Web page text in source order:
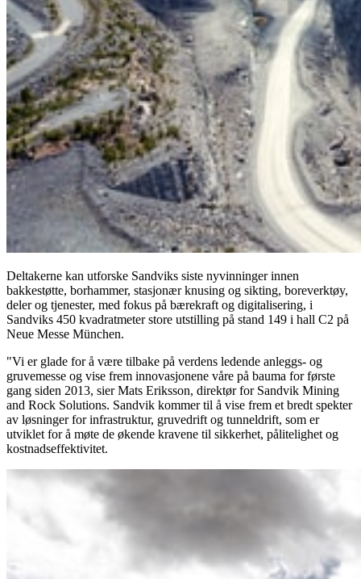
Deltakerne kan utforske Sandviks siste nyvinninger innen
bakkestøtte, borhammer, stasjonær knusing og sikting, boreverktøy,
deler og tjenester, med fokus på bærekraft og digitalisering, i
Sandviks 450 kvadratmeter store utstilling på stand 149 i hall C2 på
Neue Messe München.
"Vi er glade for å være tilbake på verdens ledende anleggs- og
gruvemesse og vise frem innovasjonene våre på bauma for første
gang siden 2013, sier Mats Eriksson, direktør for Sandvik Mining
and Rock Solutions. Sandvik kommer til å vise frem et bredt spekter
av løsninger for infrastruktur, gruvedrift og tunneldrift, som er
utviklet for å møte de økende kravene til sikkerhet, pålitelighet og
kostnadseffektivitet.